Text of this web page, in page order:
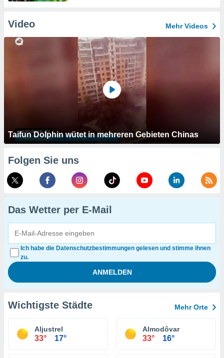
Video Mehr Videos
Taifun Dolphin wütet in mehreren Gebieten Chinas
Folgen Sie uns
Das Wetter per E-Mail
Ich habe die Datenschutzbestimmungen gelesen und stimme ihnen
zu.
Wichtigste Städte Mehr Orte
Aljustrel
33° 17°
Almodôvar
33° 16°